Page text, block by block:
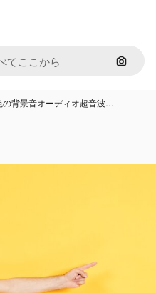
画像で
の背景音オーディオ超音波…